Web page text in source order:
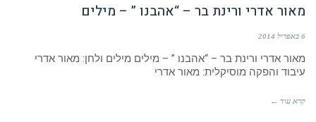
מאור אדרי ורינת בר – “אהבנו ” – מילים
6 באפריל 2014
מאור אדרי ורינת בר – “אהבנו ” – מילים מילים ולחן: מאור אדרי
עיבוד והפקה מוסיקלית: מאור אדרי
קרא עוד ←